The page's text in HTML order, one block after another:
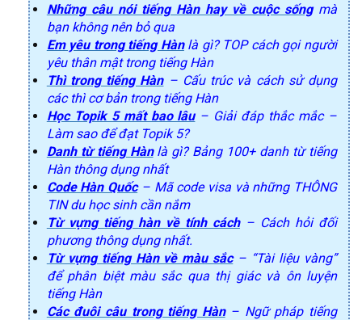
Những câu nói tiếng Hàn hay về cuộc sốngmà
bạn không nên bỏ qua
Em yêu trong tiếng Hànlà gì? TOP cách gọi người
yêu thân mật trong tiếng Hàn
Thì trong tiếng Hàn– Cấu trúc và cách sử dụng
các thì cơ bản trong tiếng Hàn
Học Topik 5 mất bao lâu– Giải đáp thắc mắc –
Làm sao để đạt Topik 5?
Danh từ tiếng Hànlà gì? Bảng 100+ danh từ tiếng
Hàn thông dụng nhất
Code Hàn Quốc– Mã code visa và những THÔNG
TIN du học sinh cần nắm
Từ vựng tiếng hàn về tính cách– Cách hỏi đối
phương thông dụng nhất.
Từ vựng tiếng Hàn về màu sắc– “Tài liệu vàng”
để phân biệt màu sắc qua thị giác và ôn luyện
tiếng Hàn
Các đuôi câu trong tiếng Hàn– Ngữ pháp tiếng